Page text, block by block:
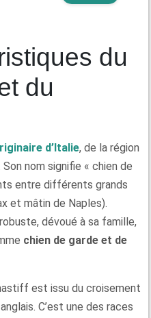
du
du
d’Italie, de la région
nom signifie « chien de
entre différents grands
et mâtin de Naples).
dévoué à sa famille,
chien de garde et de
est issu du croisement
C’est une des races